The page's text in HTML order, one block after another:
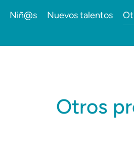
Niñ@s Nuevos talentos
Otros